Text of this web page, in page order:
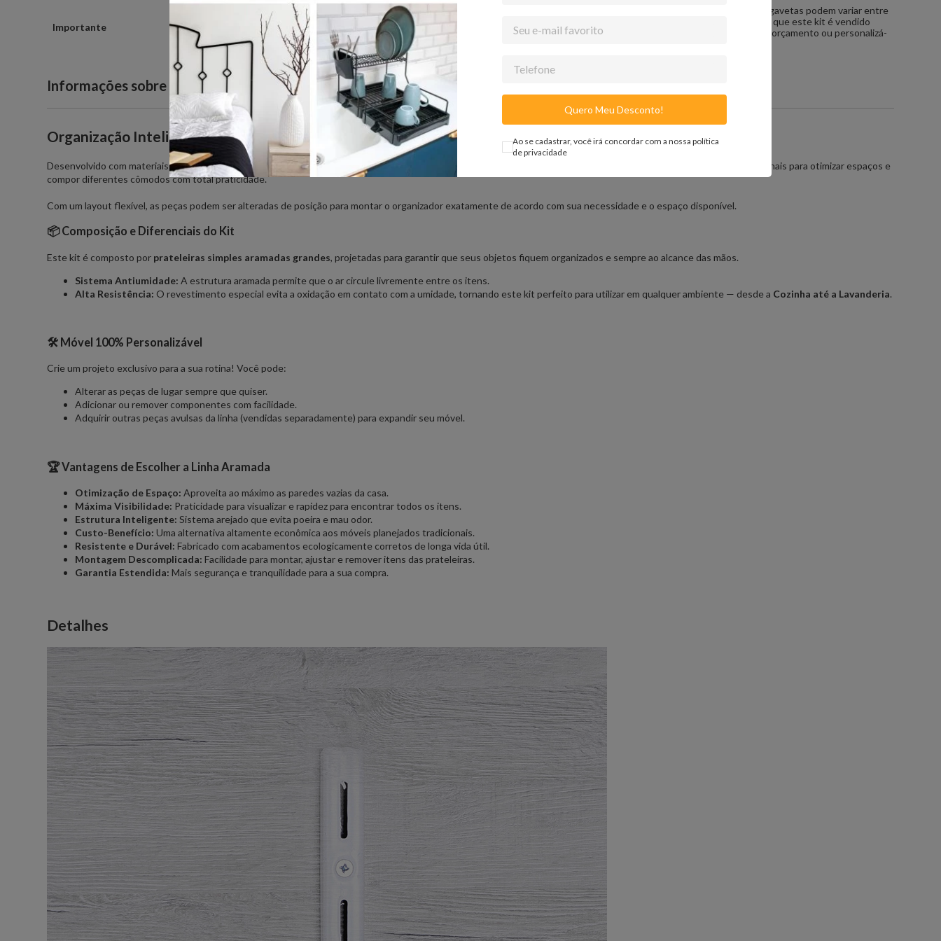
Quero Meu Desconto!
Ao se cadastrar, você irá concordar com a nossa política
de privacidade
Importante
Recomendável instalação em parede de alvenaria. Os puxadores das gavetas podem variar entre
dois pontos de fixação e 1 ponto de fixação. Gostaríamos de informar que este kit é vendido
como um conjunto completo e não temos a opção de criar novos kits, orçamento ou personalizá-
Informações sobre o produto
Organização Inteligente e Sustentável para o Seu Lar ✨
Desenvolvido com materiais ecologicamente corretos e acabamentos termoplastificados, a linha de
proporciona soluções multifuncionais para otimizar espaços e
compor diferentes cômodos com total praticidade.
Com um layout flexível, as peças podem ser alteradas de posição para montar o organizador exatamente de acordo com sua necessidade e o espaço disponível.
📦 Composição e Diferenciais do Kit
Este kit é composto por prateleiras simples aramadas grandes, projetadas para garantir que seus objetos fiquem organizados e sempre ao alcance das mãos.
Sistema Antiumidade: A estrutura aramada permite que o ar circule livremente entre os itens.
Alta Resistência: O revestimento especial evita a oxidação em contato com a umidade, tornando este kit perfeito para utilizar em qualquer ambiente — desde a Cozinha até a Lavanderia.
🛠️ Móvel 100% Personalizável
Crie um projeto exclusivo para a sua rotina! Você pode:
Alterar as peças de lugar sempre que quiser.
Adicionar ou remover componentes com facilidade.
Adquirir outras peças avulsas da linha (vendidas separadamente) para expandir seu móvel.
🏆 Vantagens de Escolher a Linha Aramada
Otimização de Espaço: Aproveita ao máximo as paredes vazias da casa.
Máxima Visibilidade: Praticidade para visualizar e rapidez para encontrar todos os itens.
Estrutura Inteligente: Sistema arejado que evita poeira e mau odor.
Custo-Benefício: Uma alternativa altamente econômica aos móveis planejados tradicionais.
Resistente e Durável: Fabricado com acabamentos ecologicamente corretos de longa vida útil.
Montagem Descomplicada: Facilidade para montar, ajustar e remover itens das prateleiras.
Garantia Estendida: Mais segurança e tranquilidade para a sua compra.
Detalhes